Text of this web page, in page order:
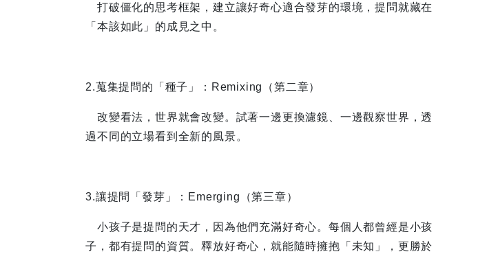
打破僵化的思考框架，建立讓好奇心適合發芽的環境，提問就藏在
「本該如此」的成見之中。
2.蒐集提問的「種子」：Remixing（第二章）
改變看法，世界就會改變。試著一邊更換濾鏡、一邊觀察世界，透
過不同的立場看到全新的風景。
3.讓提問「發芽」：Emerging（第三章）
小孩子是提問的天才，因為他們充滿好奇心。每個人都曾經是小孩
子，都有提問的資質。釋放好奇心，就能隨時擁抱「未知」，更勝於